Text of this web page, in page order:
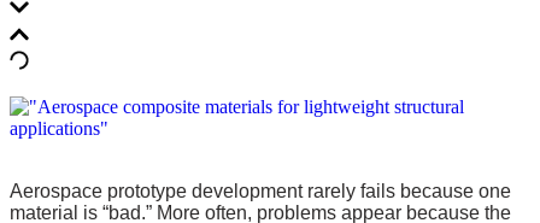
Aerospace prototype development rarely fails because one
material is “bad.” More often, problems appear because the